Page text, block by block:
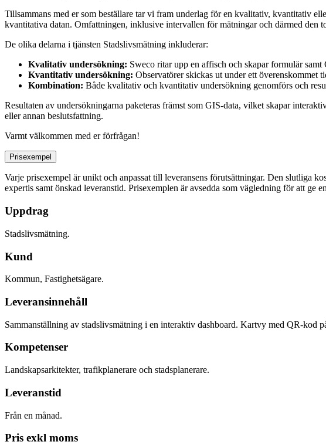
Tillsammans med er som beställare tar vi fram underlag för en kvalitativ, kvantitativ
kvantitativa datan. Omfattningen, inklusive intervallen för mätningar och därmed den
De olika delarna i tjänsten Stadslivsmätning inkluderar:
Kvalitativ undersökning: Sweco ritar upp en affisch och skapar formulär
Kvantitativ undersökning: Observatörer skickas ut under ett överenskommet
Kombination: Både kvalitativ och kvantitativ undersökning genomförs och
Resultaten av undersökningarna paketeras främst som GIS-data, vilket skapar
eller annan beslutsfattning.
Varmt välkommen med er förfrågan!
Prisexempel
Varje prisexempel är unikt och anpassat till leveransens förutsättningar. Den slutliga
expertis samt önskad leveranstid. Prisexemplen är avsedda som vägledning för att ge
Uppdrag
Stadslivsmätning.
Kund
Kommun, Fastighetsägare.
Leveransinnehåll
Sammanställning av stadslivsmätning i en interaktiv dashboard. Kartvy med QR-kod
Kompetenser
Landskapsarkitekter, trafikplanerare och stadsplanerare.
Leveranstid
Från en månad.
Pris exkl moms